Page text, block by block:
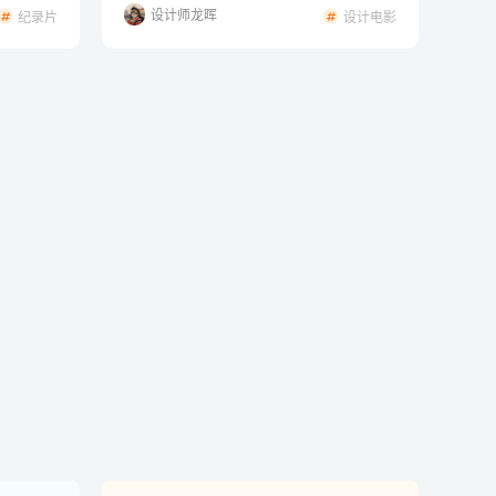
纪录片 设计师龙晖 设计电影